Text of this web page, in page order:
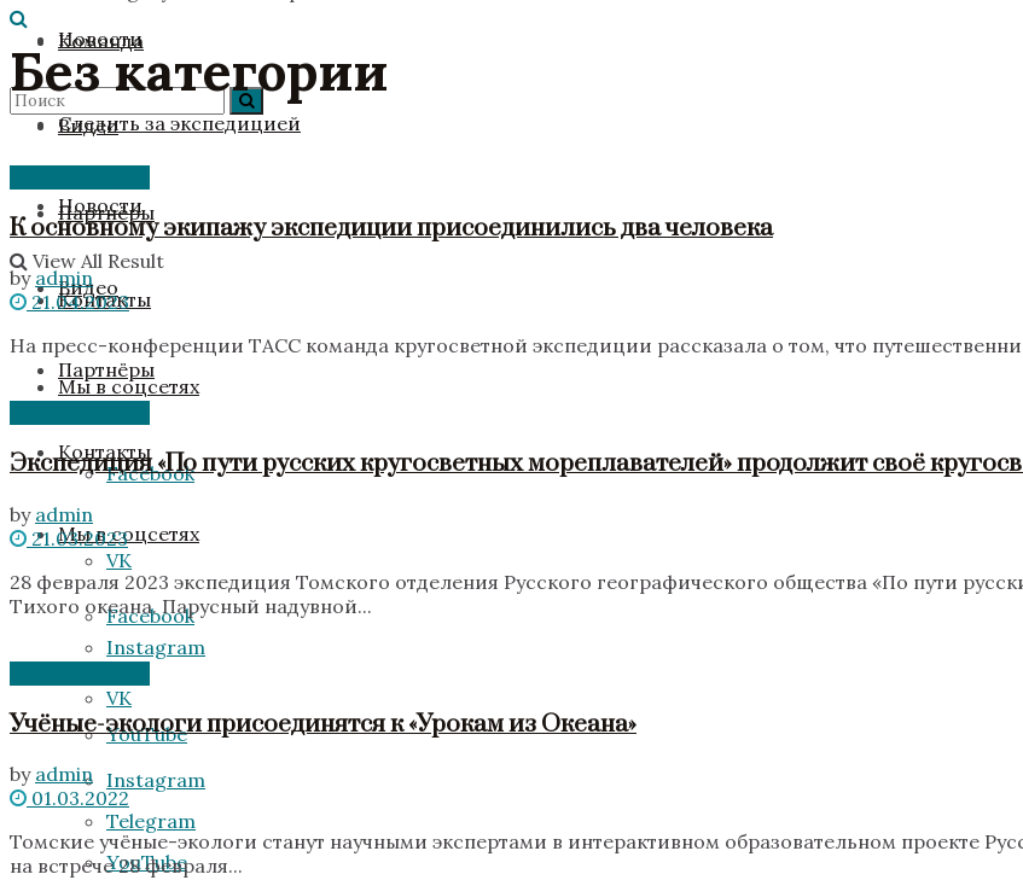
Новости
Видео
Партнёры
Контакты
Мы в соцсетях
Facebook
VK
Instagram
YouTube
Telegram
Команда
Следить за экспедицией
Новости
Видео
Партнёры
Контакты
Мы в соцсетях
Facebook
VK
Instagram
YouTube
View All Result
Без категории
К основному экипажу экспедиции присоединились два человека
by admin
21.04.2023
На пресс-конференции ТАСС команда кругосветной экспедиции рассказала о том, что
Экспедиция «По пути русских кругосветных мореплавателей» продолжит своё
by admin
21.03.2023
28 февраля 2023 экспедиция Томского отделения Русского географического общества «По пути
Тихого океана. Парусный надувной...
Учёные-экологи присоединятся к «Урокам из Океана»
by admin
01.03.2022
Томские учёные-экологи станут научными экспертами в интерактивном образовательном проекте
на встрече 28 февраля...